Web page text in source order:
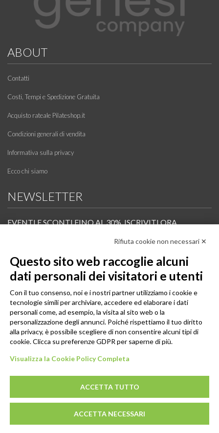
ABOUT
Contatti
Costi, Tempi e Spedizione Gratuita
Acquisto rateale Pilateshop.it
Condizioni generali di vendita
Informativa sulla privacy
Ecco chi siamo
NEWSLETTER
EVENTI E SCONTI FINO AL 30%. ISCRIVITI ORA.
Scopri in anteprima i nuovi prodotti, le promozioni riservate ai professionisti e resta
Iscrivi alla Newsletter
SEGUICI
Susegana (TV)
P.IVA: 03739670267 - REA: TV-294498 - CS: € 10.000,00 I.V.
Rifiuta cookie non necessari ✕
Questo sito web raccoglie alcuni
dati personali dei visitatori e utenti
Con il tuo consenso, noi e i nostri partner utilizziamo i cookie e
tecnologie simili per archiviare, accedere ed elaborare i dati
personali come, ad esempio, la visita al sito web o la
personalizzazione degli annunci. Poiché rispettiamo il tuo diritto
alla privacy, è possibile scegliere di non consentire alcuni tipi di
cookie. Clicca su preferenze GDPR per saperne di più.
Visualizza la Cookie Policy Completa
ACCETTA TUTTO
ACCETTA NECESSARI